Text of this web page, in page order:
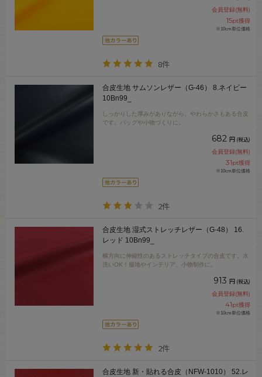
会員登録(無料)
15pt獲得
※10cm単位価格
8件
合皮生地 サムソンレザー（G-46） 8.ネイビー
10Bn99_
しっかりした厚みがありながら、やわらかさもある合皮
です。バッグや小物づくりに。
682 円 (税込)
会員登録(無料)
31pt獲得
※10cm単位価格
2件
合皮生地 湿式ストレッチレザー（G-48） 16.
レッド 10Bn99_
横方向に伸縮性のあるストレッチタイプの合皮です。水
洗いOK！服地やインテリア、小物制作に。
913 円 (税込)
会員登録(無料)
41pt獲得
※10cm単位価格
2件
合皮生地 新・貼れる合皮（NFW-1010） 52.レ